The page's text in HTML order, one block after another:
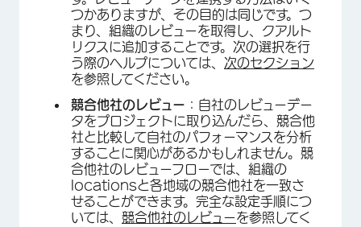
つかありますが、その目的は同じです。つ
まり、組織のレビューを取得し、クアルト
リクスに追加することです。次の選択を行
う際のヘルプについては、 次のセクション
を参照してください。
競合他社のレビュー ：自社のレビューデー
タをプロジェクトに取り込んだら、競合他
社と比較して自社のパフォーマンスを分析
することに関心があるかもしれません。競
合他社のレビューフローでは、組織の
locationsと各地域の競合他社を一致さ
せることができます。完全な設定手順につ
いては、 競合他社のレビューを参照してく